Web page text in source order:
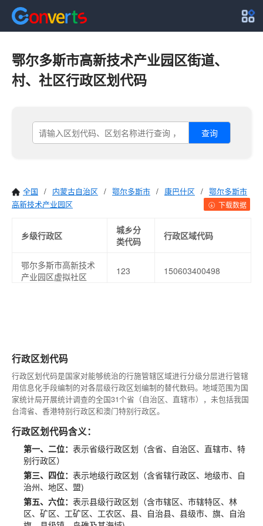
鄂尔多斯市高新技术产业园区街道、
村、社区行政区划代码
查询
全国 / 内蒙古自治区 / 鄂尔多斯市 / 康巴什区 / 鄂尔多斯市
高新技术产业园区
下载数据
乡级行政区
城乡分
类代码
行政区域代码
鄂尔多斯市高新技术
产业园区虚拟社区
123 150603400498
行政区划代码
行政区划代码是国家对能够统治的行施管辖区域进行分级分层进行管辖
用信息化手段编制的对各层级行政区划编制的替代数码。地域范围为国
家统计局开展统计调查的全国31个省（自治区、直辖市），未包括我国
台湾省、香港特别行政区和澳门特别行政区。
行政区划代码含义：
第一、二位： 表示省级行政区划（含省、自治区、直辖市、特
别行政区）
第三、四位： 表示地级行政区划（含省辖行政区、地级市、自
治州、地区、盟)
第五、六位： 表示县级行政区划（含市辖区、市辖特区、林
区、矿区、工矿区、工农区、县、自治县、县级市、旗、自治